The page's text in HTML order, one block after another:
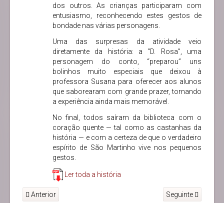
dos outros. As crianças participaram com
entusiasmo, reconhecendo estes gestos de
bondade nas várias personagens.
Uma das surpresas da atividade veio
diretamente da história: a “D. Rosa”, uma
personagem do conto, “preparou” uns
bolinhos muito especiais que deixou à
professora Susana para oferecer aos alunos
que saborearam com grande prazer, tornando
a experiência ainda mais memorável.
No final, todos saíram da biblioteca com o
coração quente — tal como as castanhas da
história — e com a certeza de que o verdadeiro
espírito de São Martinho vive nos pequenos
gestos.
Ler toda a história
Anterior Seguinte